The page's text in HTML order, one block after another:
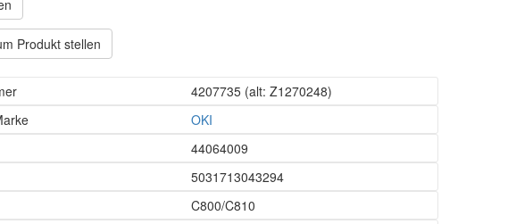
Produkt stellen
4207735(alt: Z1270248)
OKI
44064009
5031713043294
C800/C810